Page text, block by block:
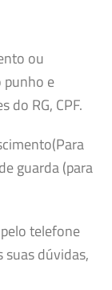
ou
punho e
do RG, CPF.
guarda (para
telefone
dúvidas,